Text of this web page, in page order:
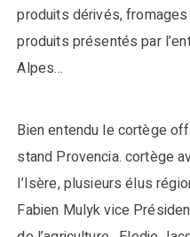
produits dérivés,
produits présentés par
Alpes…
Bien entendu le cortège
stand Provencia. cortège
l’Isère, plusieurs élus
Fabien Mulyk vice